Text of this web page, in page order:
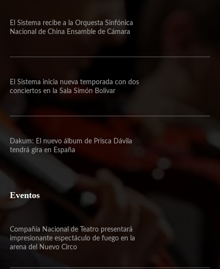
El Sistema recibe a la Orquesta Sinfónica
Nacional de China Ensamble de Cámara
El Sistema inicia nueva temporada con dos
conciertos en la Sala Simón Bolívar
Dakum: El nuevo álbum de Prisca Dávila
tendrá gira en España
Eventos
Compañía Nacional de Teatro presentará
impresionante espectáculo de fuego en la
arena del Nuevo Circo